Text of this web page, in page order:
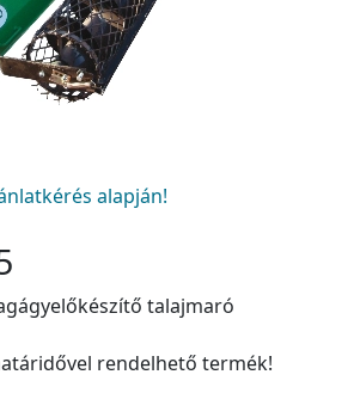
alapján!
talajmaró
rendelhető termék!